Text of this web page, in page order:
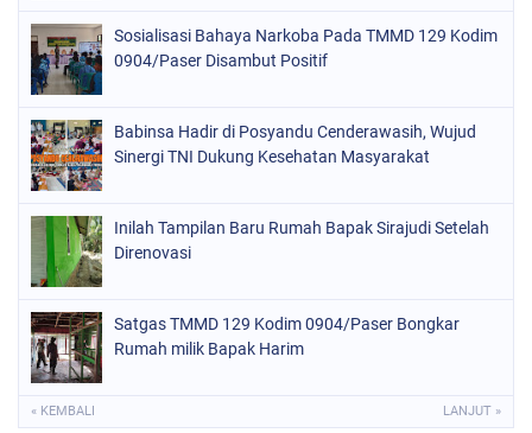
Sosialisasi Bahaya Narkoba Pada TMMD 129 Kodim
0904/Paser Disambut Positif
Babinsa Hadir di Posyandu Cenderawasih, Wujud
Sinergi TNI Dukung Kesehatan Masyarakat
Inilah Tampilan Baru Rumah Bapak Sirajudi Setelah
Direnovasi
Satgas TMMD 129 Kodim 0904/Paser Bongkar
Rumah milik Bapak Harim
« KEMBALI LANJUT »